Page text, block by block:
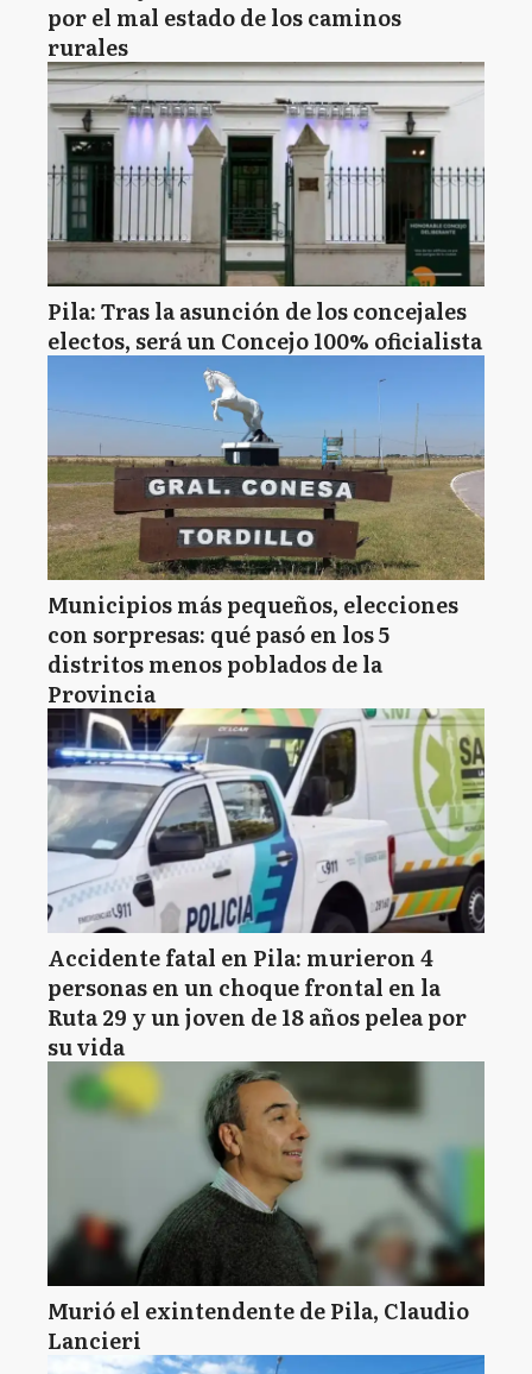
por el mal estado de los caminos
rurales
Pila: Tras la asunción de los concejales
electos, será un Concejo 100% oficialista
Municipios más pequeños, elecciones
con sorpresas: qué pasó en los 5
distritos menos poblados de la
Provincia
Accidente fatal en Pila: murieron 4
personas en un choque frontal en la
Ruta 29 y un joven de 18 años pelea por
su vida
Murió el exintendente de Pila, Claudio
Lancieri